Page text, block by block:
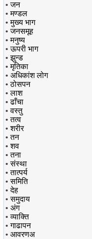
•जन
•मण्डल
•मुख्य भाग
•जनसमूह
•मनुष्य
•ऊपरी भाग
•झुन्ड
•मृतिका
• अधिकांश लोग
•ठोसपन
•लाश
•ढाँचा
•वस्तु
•तत्व
•शरीर
•तन
•शव
•तना
•संस्था
•तात्पर्य
•समिति
•देह
•समुदाय
• अंग
•व्याक्ति
•गाढापन
• आवरणअ